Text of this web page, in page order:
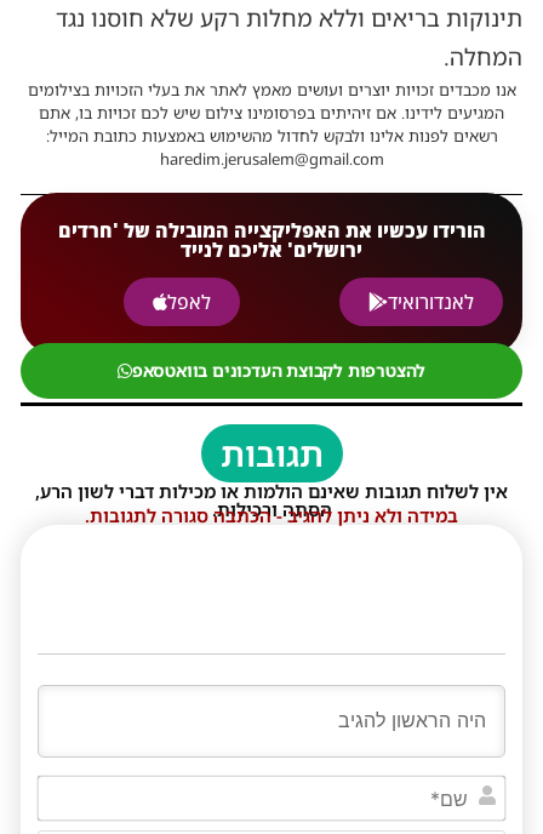
תינוקות בריאים וללא מחלות רקע שלא חוסנו נגד
המחלה.
אנו מכבדים זכויות יוצרים ועושים מאמץ לאתר את בעלי הזכויות בצילומים
המגיעים לידינו. אם זיהיתים בפרסומינו צילום שיש לכם זכויות בו, אתם
רשאים לפנות אלינו ולבקש לחדול מהשימוש באמצעות כתובת המייל:
haredim.jerusalem@gmail.com
הורידו עכשיו את האפליקצייה המובילה של 'חרדים
ירושלים' אליכם לנייד
לאנדורואיד
לאפל
להצטרפות לקבוצת העדכונים בוואטסאפ
תגובות
אין לשלוח תגובות שאינם הולמות או מכילות דברי לשון הרע,
הסתה ורכילות.
במידה ולא ניתן להגיב - הכתבה סגורה לתגובות.
שם*